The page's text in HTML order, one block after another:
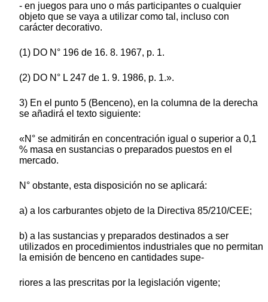
- en juegos para uno o más participantes o cualquier
objeto que se vaya a utilizar como tal, incluso con
carácter decorativo.
(1) DO N° 196 de 16. 8. 1967, p. 1.
(2) DO N° L 247 de 1. 9. 1986, p. 1.».
3) En el punto 5 (Benceno), en la columna de la derecha
se añadirá el texto siguiente:
«N° se admitirán en concentración igual o superior a 0,1
% masa en sustancias o preparados puestos en el
mercado.
N° obstante, esta disposición no se aplicará:
a) a los carburantes objeto de la Directiva 85/210/CEE;
b) a las sustancias y preparados destinados a ser
utilizados en procedimientos industriales que no permitan
la emisión de benceno en cantidades supe-
riores a las prescritas por la legislación vigente;